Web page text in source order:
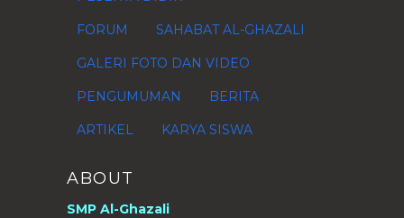
FORUM SAHABAT AL-GHAZALI
GALERI FOTO DAN VIDEO
PENGUMUMAN BERITA
ARTIKEL KARYA SISWA
ABOUT
SMP Al-Ghazali